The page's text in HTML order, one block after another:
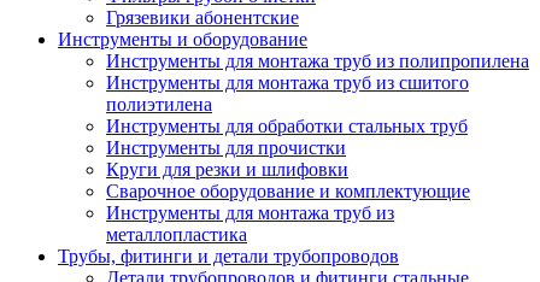
Грязевики абонентские
Инструменты и оборудование
Инструменты для монтажа труб из полипропилена
Инструменты для монтажа труб из сшитого
полиэтилена
Инструменты для обработки стальных труб
Инструменты для прочистки
Круги для резки и шлифовки
Сварочное оборудование и комплектующие
Инструменты для монтажа труб из
металлопластика
Трубы, фитинги и детали трубопроводов
Детали трубопроводов и фитинги стальные